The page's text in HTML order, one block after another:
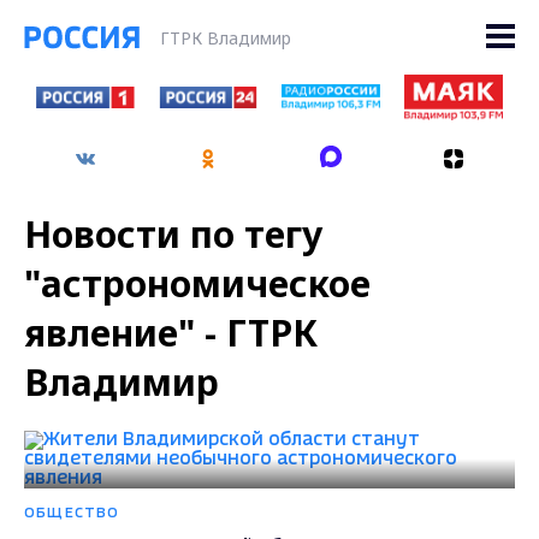
ГТРК Владимир
Новости по тегу
"астрономическое
явление" - ГТРК
Владимир
ОБЩЕСТВО